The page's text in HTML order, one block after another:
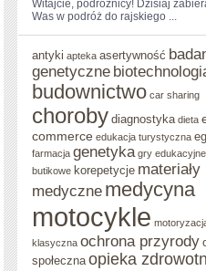
Witajcie, podróżnicy! Dzisiaj
Was w podróż ‌do rajskiego ...
antyki apteka asertywność
genetyczne
budownictwo car sharing
choroby diagnostyka dieta
commerce edukacja turystyczna
farmacja genetyka gry edukacyjne
butikowe korepetycje materiały
medyczne medycyna
motocykle
klasyczna ochrona przyrody
społeczna opieka